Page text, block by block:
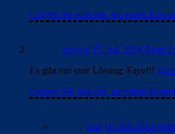
Loggen Sie sich ein, um einen
sebone 15. Juli 2024 Beim
Es gibt nur eine Lösung: Faye!!!
Loggen Sie sich ein, um einen
mnl 16. Juli 2024